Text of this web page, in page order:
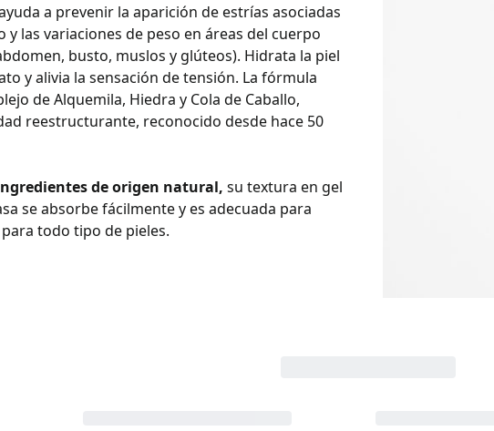
a prevenir la aparición de estrías asociadas
las variaciones de peso en áreas del cuerpo
busto, muslos y glúteos). Hidrata la piel
y alivia la sensación de tensión. La fórmula
de Alquemila, Hiedra y Cola de Caballo,
reestructurante, reconocido desde hace 50
de origen natural, su textura en gel
se absorbe fácilmente y es adecuada para
todo tipo de pieles.